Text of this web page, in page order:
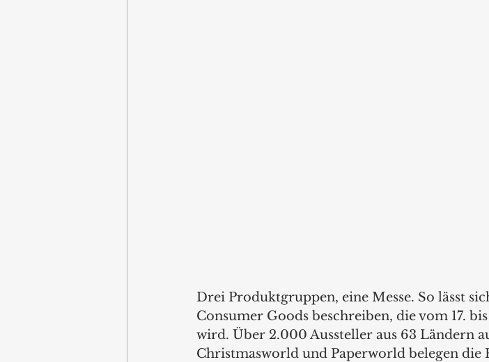
Drei Produktgruppen, eine Messe. So lässt
Consumer Goods beschreiben, die vom 17.
wird. Über 2.000 Aussteller aus 63 Ländern
Christmasworld und Paperworld belegen die